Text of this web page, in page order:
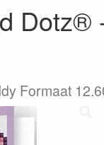
Dotz®
Formaat